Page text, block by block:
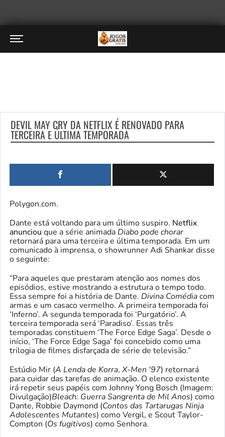
DEVIL MAY CRY DA NETFLIX É RENOVADO PARA
TERCEIRA E ÚLTIMA TEMPORADA
Polygon.com.
Dante está voltando para um último suspiro. Netflix
anunciou que a série animada Diabo pode chorar
retornará para uma terceira e última temporada. Em um
comunicado à imprensa, o showrunner Adi Shankar disse
o seguinte:
“Para aqueles que prestaram atenção aos nomes dos
episódios, estive mostrando a estrutura o tempo todo.
Essa sempre foi a história de Dante. Divina Comédiacom
armas e um casaco vermelho. A primeira temporada foi
‘Inferno’. A segunda temporada foi ‘Purgatório’. A
terceira temporada será ‘Paradiso’. Essas três
temporadas constituem ‘The Force Edge Saga’. Desde o
início, ‘The Force Edge Saga’ foi concebido como uma
trilogia de filmes disfarçada de série de televisão.”
Estúdio Mir (A Lenda de Korra, X-Men '97) retornará
para cuidar das tarefas de animação. O elenco existente
irá repetir seus papéis com Johnny Yong Bosch (Imagem:
Divulgação)Bleach: Guerra Sangrenta de Mil Anos) como
Dante, Robbie Daymond (Contos das Tartarugas Ninja
Adolescentes Mutantes) como Vergil, e Scout Taylor-
Compton (Os fugitivos) como Senhora.